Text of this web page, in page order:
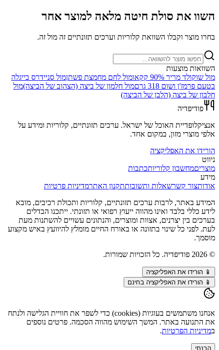
השוו את סולת חיטה מלאה למוצר אחר
בחרו מוצר וקבלו השוואת קלוריות וערכים תזונתיים זה מול זה.
השוואות מוצעות
מול שוקולד מריר 90% קקאו מול לחם מחמצת פשתןמול סניידרס בייגלה
בטעם פרמז'ן ושום 318 גרם
מול חלמון של ביצה (הצהוב של הביצה)מול
חלבון של ביצה (הלבן של הביצה)
פודיפדיה
אנציקלופדיית האוכל של ישראל. ערכים תזונתיים, קלוריות ומידע על
אלפי מוצרי מזון, במקום אחד.
הורידו את האפליקציה
ניווט
מוצריםמחשבון קלוריותכתבות
מידע
אודותצור קשרשאלות ותשובותתקנון האתרמדיניות פרטיות
המידע באתר, לרבות ערכים תזונתיים, קלוריות ותכולת רכיבים, מובא
לידע כללי בלבד ואינו מהווה ייעוץ רפואי או תזונתי. ייתכנו הבדלים
בערכים בין יצרנים, אצוות ומוצרים, והנתונים עשויים להשתנות מעת
לעת. לפני כל שינוי בתזונה או באורח החיים מומלץ להיוועץ באיש מקצוע
מוסמך.
©
2026 פודיפדיה. כל הזכויות שמורות.
📱 הורידו את האפליקציה
📱 הורידו את האפליקציה בחינם
אנחנו משתמשים בעוגיות (cookies) כדי לשפר את חוויית הגלישה ולנתח
את התנועה באתר. המשך השימוש מהווה הסכמה. פרטים נוספים
במדיניות הפרטיות.
הבנתי